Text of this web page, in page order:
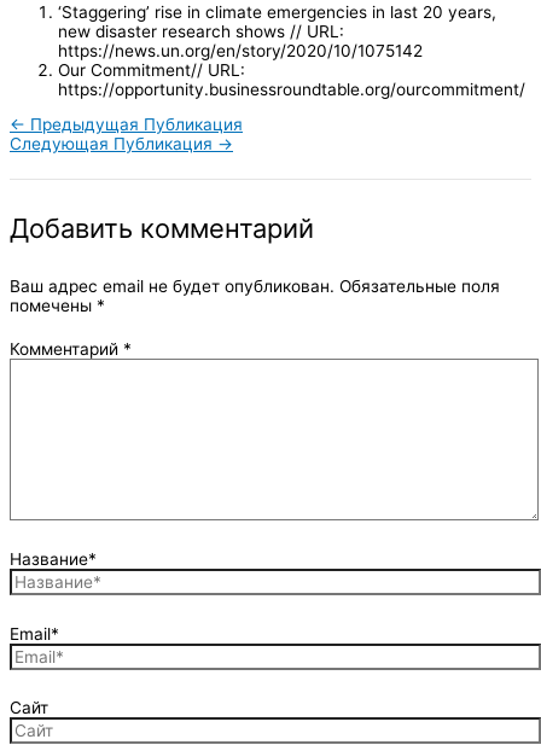
‘Staggering’ rise in climate emergencies in last 20 years,
new disaster research shows // URL:
https://news.un.org/en/story/2020/10/1075142
Our Commitment// URL:
https://opportunity.businessroundtable.org/ourcommitment/
← Предыдущая Публикация
Следующая Публикация →
Добавить комментарий
Ваш адрес email не будет опубликован. Обязательные поля
помечены *
Комментарий *
Название*
Email*
Сайт